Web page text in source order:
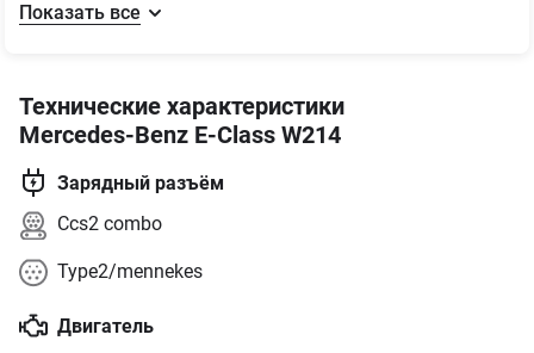
Показать все
Технические характеристики
Mercedes-Benz E-Class W214
Зарядный разъём
Ccs2 combo
Type2/mennekes
Двигатель